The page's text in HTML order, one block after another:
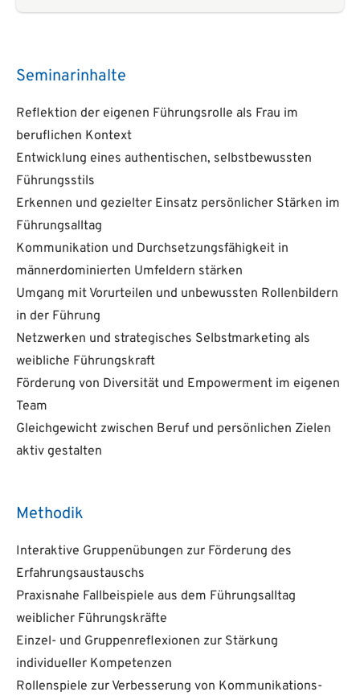
Seminarinhalte
Reflektion der eigenen Führungsrolle als Frau im
beruflichen Kontext
Entwicklung eines authentischen, selbstbewussten
Führungsstils
Erkennen und gezielter Einsatz persönlicher Stärken im
Führungsalltag
Kommunikation und Durchsetzungsfähigkeit in
männerdominierten Umfeldern stärken
Umgang mit Vorurteilen und unbewussten Rollenbildern
in der Führung
Netzwerken und strategisches Selbstmarketing als
weibliche Führungskraft
Förderung von Diversität und Empowerment im eigenen
Team
Gleichgewicht zwischen Beruf und persönlichen Zielen
aktiv gestalten
Methodik
Interaktive Gruppenübungen zur Förderung des
Erfahrungsaustauschs
Praxisnahe Fallbeispiele aus dem Führungsalltag
weiblicher Führungskräfte
Einzel- und Gruppenreflexionen zur Stärkung
individueller Kompetenzen
Rollenspiele zur Verbesserung von Kommunikations-